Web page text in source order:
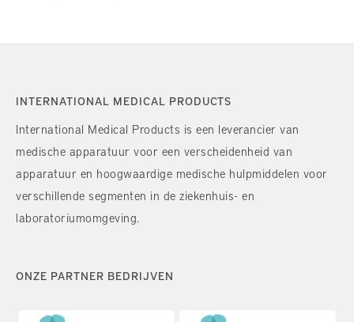
INTERNATIONAL MEDICAL PRODUCTS
International Medical Products is een leverancier van
medische apparatuur voor een verscheidenheid van
apparatuur en hoogwaardige medische hulpmiddelen voor
verschillende segmenten in de ziekenhuis- en
laboratoriumomgeving.
ONZE PARTNER BEDRIJVEN